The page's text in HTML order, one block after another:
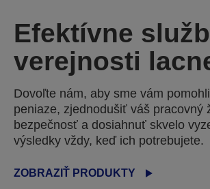
Efektívne
verejnosti
Dovoľte nám, aby sme vám
peniaze, zjednodušiť váš pracovný
bezpečnosť a dosiahnuť skvelo
výsledky vždy, keď ich potrebujete.
ZOBRAZIŤ PRODUKTY